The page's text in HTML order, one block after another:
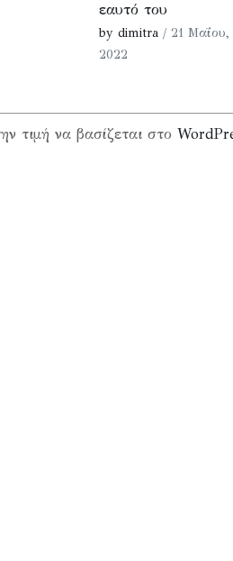
εαυτό του
by dimitra / 21 Μαΐου,
2022
τιμή να βασίζεται στο